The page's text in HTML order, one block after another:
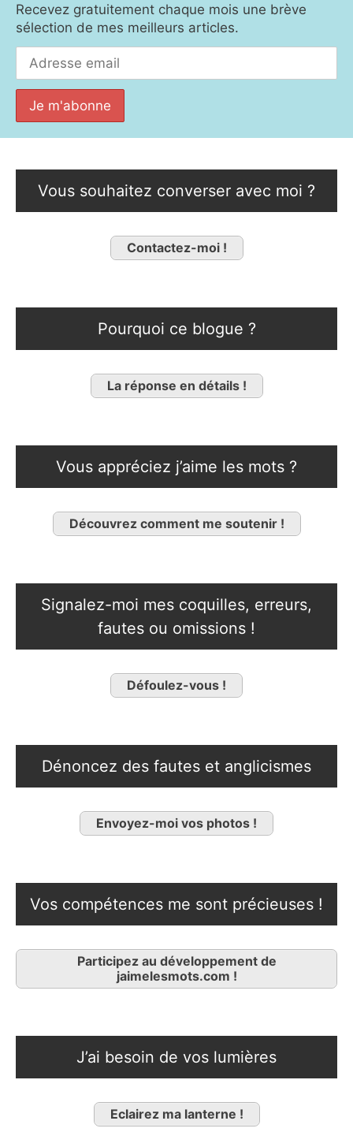
Recevez gratuitement chaque mois une brève
sélection de mes meilleurs articles.
Vous souhaitez converser avec moi ?
Contactez-moi !
Pourquoi ce blogue ?
La réponse en détails !
Vous appréciez j’aime les mots ?
Découvrez comment me soutenir !
Signalez-moi mes coquilles, erreurs,
fautes ou omissions !
Défoulez-vous !
Dénoncez des fautes et anglicismes
Envoyez-moi vos photos !
Vos compétences me sont précieuses !
Participez au développement de
jaimelesmots.com !
J’ai besoin de vos lumières
Eclairez ma lanterne !